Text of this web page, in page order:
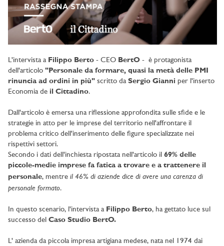
L'intervista a Filippo Berto - CEO BertO - è protagonista
dell'articolo "Personale da formare, quasi la metà delle PMI
rinuncia ad ordini in più" scritto da Sergio Gianni per l'inserto
Economia de il Cittadino.
Dall'articolo è emersa una riflessione approfondita sulle sfide e le
strategie in atto per le imprese del territorio nell'affrontare il
problema critico dell'inserimento delle figure specializzate nei
rispettivi settori.
Secondo i dati dell'inchiesta ripostata nell'articolo il 69% delle
piccole-medie imprese fa fatica a trovare e a trattenere il
personale, mentre il 46% di aziende dice di avere una carenza di
personale formato.
In questo scenario, l'intervista a Filippo Berto, ha gettato luce sul
successo del Caso Studio BertO.
L' azienda da piccola impresa artigiana medese, nata nel 1974 dai